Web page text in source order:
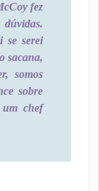
fez
se serei
sacana,
somos
sobre
um chef